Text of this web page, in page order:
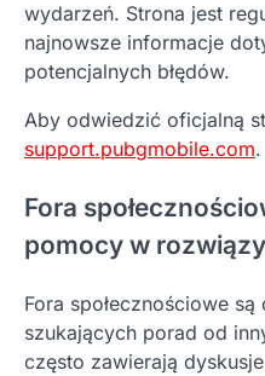
wydarzeń. Strona jest
najnowsze informacje
potencjalnych błędów.
Aby odwiedzić oficjalną
support.pubgmobile.com.
Fora
pomocy w
Fora społecznościowe
szukających porad od
często zawierają